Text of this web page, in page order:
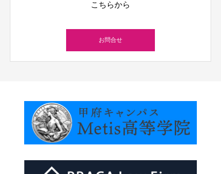
こちらから
お問合せ